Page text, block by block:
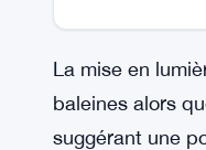
La mise en
baleines alors
suggérant une